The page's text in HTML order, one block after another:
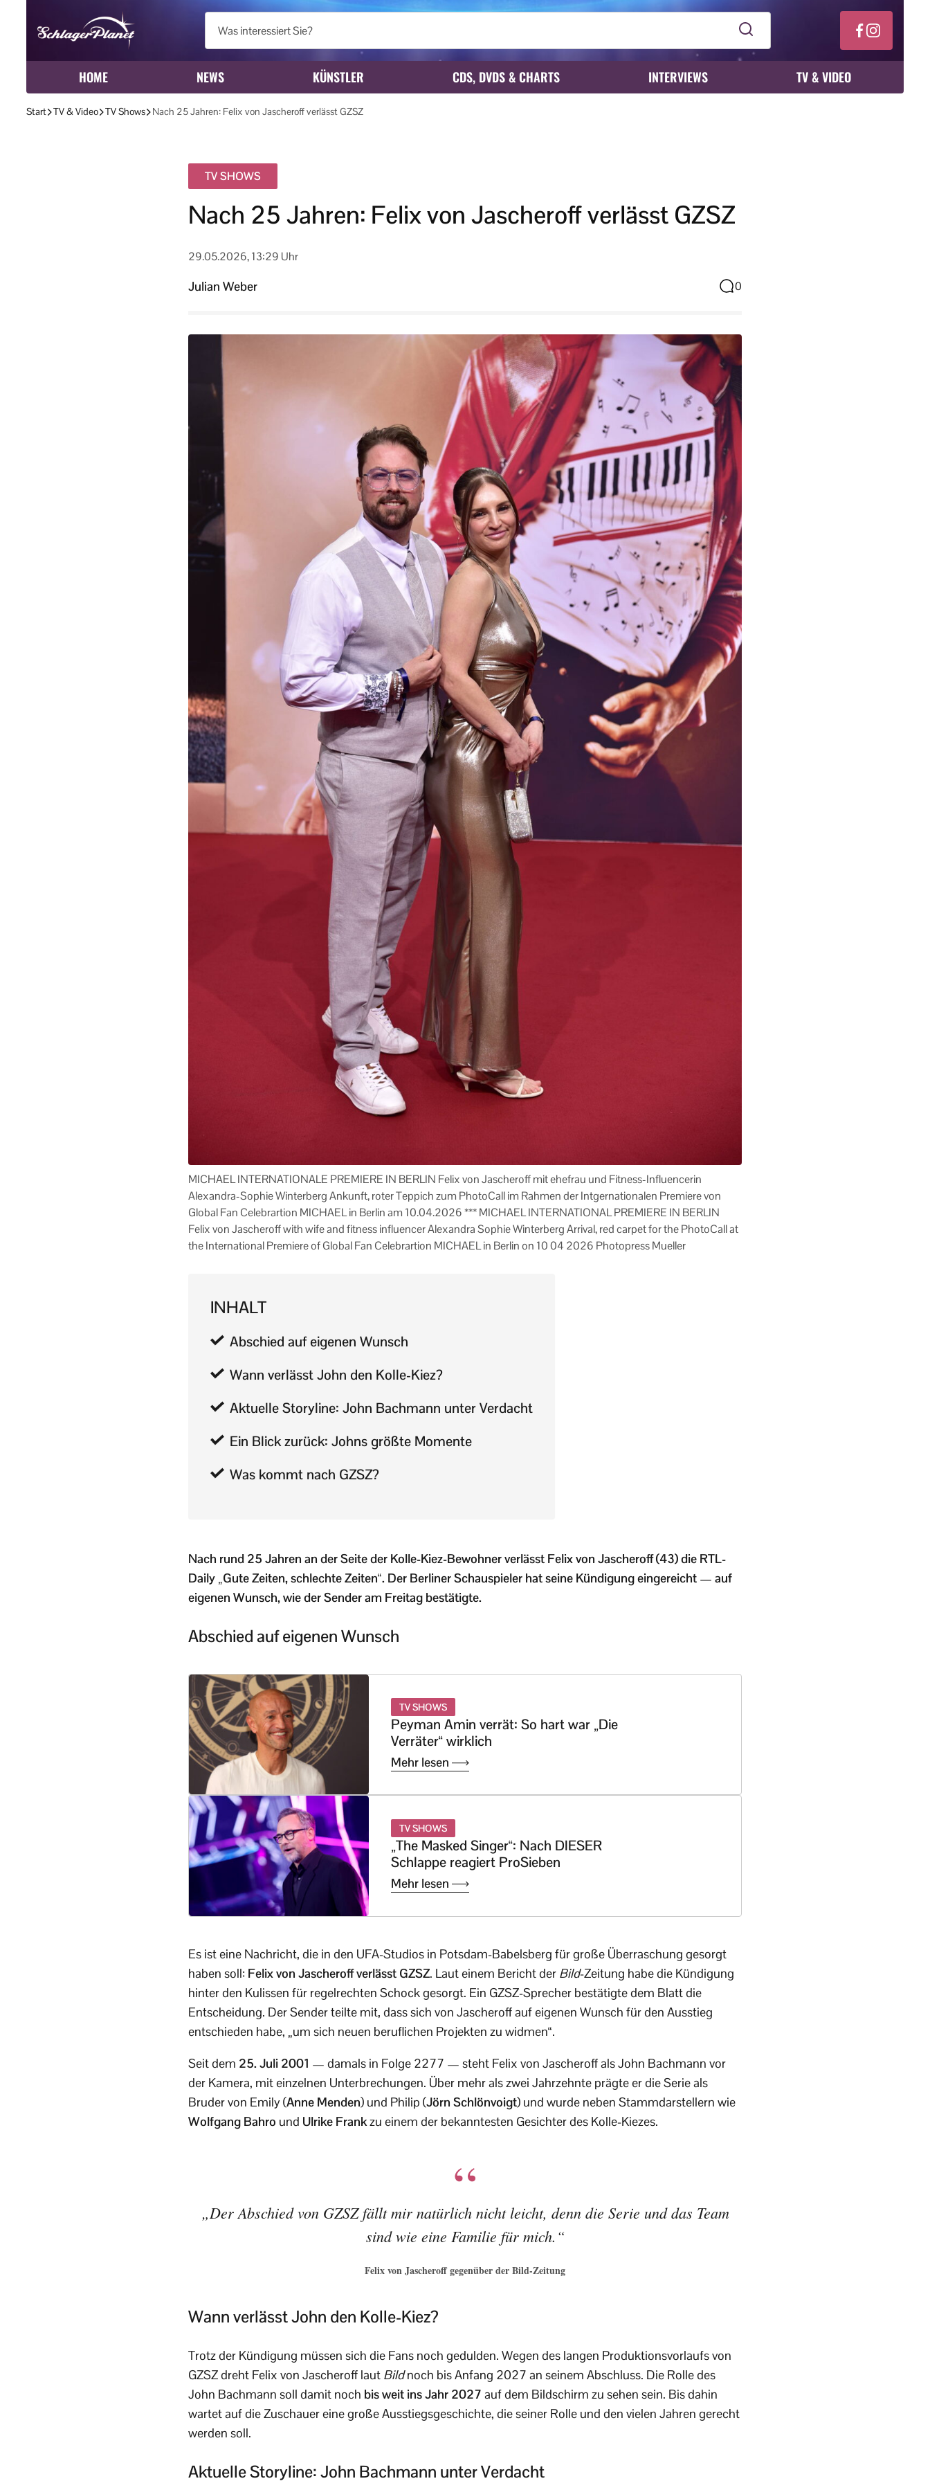
HOME NEWS KÜNSTLER CDS, DVDS & CHARTS INTERVIEWS TV & VIDEO
Start TV & Video TV Shows Nach 25 Jahren: Felix von Jascheroff verlässt GZSZ
TV SHOWS
Nach 25 Jahren: Felix von Jascheroff verlässt GZSZ
29.05.2026, 13:29 Uhr
Julian Weber 0
MICHAEL INTERNATIONALE PREMIERE IN BERLIN Felix von Jascheroff mit ehefrau und Fitness-Influencerin
Alexandra-Sophie Winterberg Ankunft, roter Teppich zum PhotoCall im Rahmen der Intgernationalen Premiere von
Global Fan Celebrartion MICHAEL in Berlin am 10.04.2026 *** MICHAEL INTERNATIONAL PREMIERE IN BERLIN
Felix von Jascheroff with wife and fitness influencer Alexandra Sophie Winterberg Arrival, red carpet for the PhotoCall at
the International Premiere of Global Fan Celebrartion MICHAEL in Berlin on 10 04 2026 Photopress Mueller
INHALT
Abschied auf eigenen Wunsch
Wann verlässt John den Kolle-Kiez?
Aktuelle Storyline: John Bachmann unter Verdacht
Ein Blick zurück: Johns größte Momente
Was kommt nach GZSZ?
Nach rund 25 Jahren an der Seite der Kolle-Kiez-Bewohner verlässt Felix von Jascheroff (43) die RTL-
Daily „Gute Zeiten, schlechte Zeiten“. Der Berliner Schauspieler hat seine Kündigung eingereicht — auf
eigenen Wunsch, wie der Sender am Freitag bestätigte.
Abschied auf eigenen Wunsch
TV SHOWS
Peyman Amin verrät: So hart war „Die
Verräter“ wirklich
Mehr lesen
TV SHOWS
„The Masked Singer“: Nach DIESER
Schlappe reagiert ProSieben
Mehr lesen
Es ist eine Nachricht, die in den UFA-Studios in Potsdam-Babelsberg für große Überraschung gesorgt
haben soll: Felix von Jascheroff verlässt GZSZ. Laut einem Bericht der Bild-Zeitung habe die Kündigung
hinter den Kulissen für regelrechten Schock gesorgt. Ein GZSZ-Sprecher bestätigte dem Blatt die
Entscheidung. Der Sender teilte mit, dass sich von Jascheroff auf eigenen Wunsch für den Ausstieg
entschieden habe, „um sich neuen beruflichen Projekten zu widmen“.
Seit dem 25. Juli 2001 — damals in Folge 2277 — steht Felix von Jascheroff als John Bachmann vor
der Kamera, mit einzelnen Unterbrechungen. Über mehr als zwei Jahrzehnte prägte er die Serie als
Bruder von Emily (Anne Menden) und Philip (Jörn Schlönvoigt) und wurde neben Stammdarstellern wie
Wolfgang Bahro und Ulrike Frankzu einem der bekanntesten Gesichter des Kolle-Kiezes.
„Der Abschied von GZSZ fällt mir natürlich nicht leicht, denn die Serie und das Team
sind wie eine Familie für mich.“
Felix von Jascheroff gegenüber der Bild-Zeitung
Wann verlässt John den Kolle-Kiez?
Trotz der Kündigung müssen sich die Fans noch gedulden. Wegen des langen Produktionsvorlaufs von
GZSZ dreht Felix von Jascheroff laut Bildnoch bis Anfang 2027 an seinem Abschluss. Die Rolle des
John Bachmann soll damit noch bis weit ins Jahr 2027 auf dem Bildschirm zu sehen sein. Bis dahin
wartet auf die Zuschauer eine große Ausstiegsgeschichte, die seiner Rolle und den vielen Jahren gerecht
werden soll.
Aktuelle Storyline: John Bachmann unter Verdacht